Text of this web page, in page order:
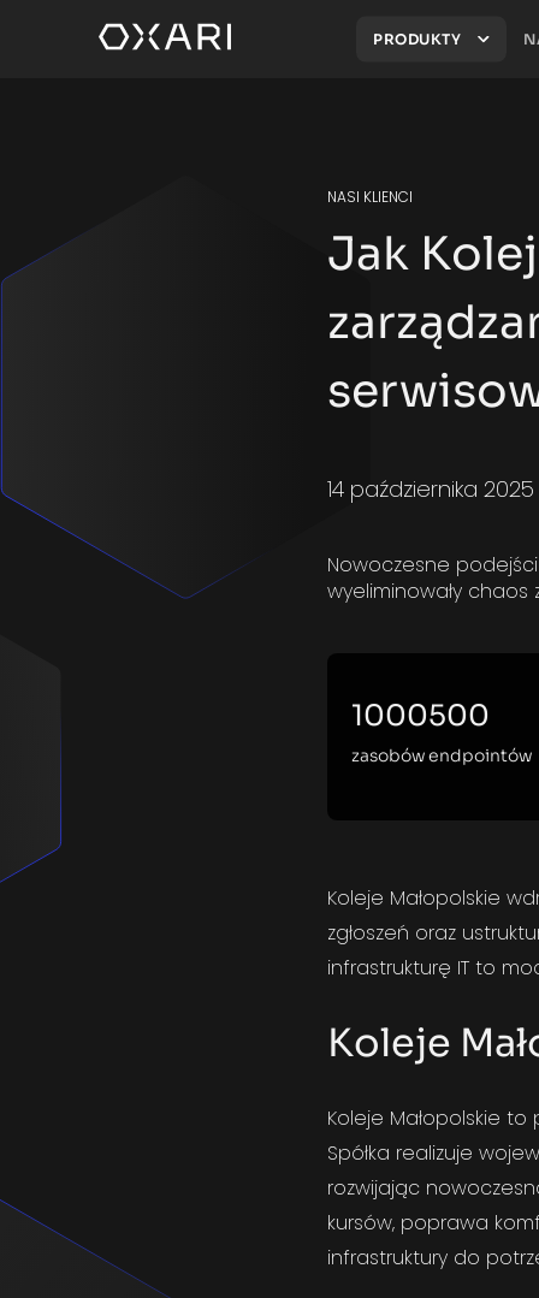
PRODUKTY
NASI KLIENCI
Jak
14 października 2025
Nowoczesne
wyeliminowały chaos
1000
zasobów
500
endpointów
Koleje Małopolskie
zgłoszeń oraz
infrastrukturę IT to
Koleje
Koleje Małopolskie to
Spółka realizuje
rozwijając
kursów, poprawa
infrastruktury do